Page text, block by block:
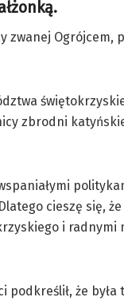
zwanej Ogrójcem,
zbrodni
cieszę się,
i radnymi
podkreślił, że była